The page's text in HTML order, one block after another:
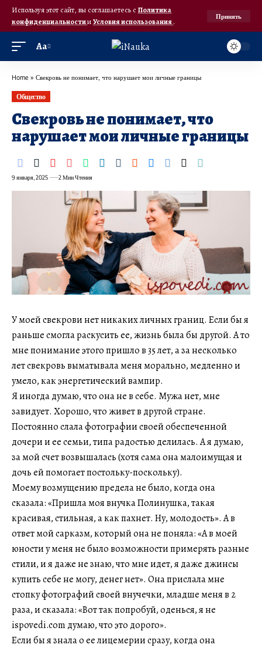
Используя этот сайт, вы соглашаетесь с Политика
конфиденциальностииУсловия использования.
Принять
Аа
Home » Свекровь не понимает, что нарушает мои личные границы
Общество
Свекровь не понимает, что
нарушает мои личные границы
9 января, 2025 2 Мин Чтения
У моей свекрови нет никаких личных границ. Если бы я
раньше смогла раскусить ее, жизнь была бы другой. А то
мне понимание этого пришло в 35 лет, а за несколько
лет свекровь выматывала меня морально, медленно и
умело, как энергетический вампир.
Я иногда думаю, что она не в себе. Мужа нет, мне
завидует. Хорошо, что живет в другой стране.
Постоянно слала фотографии своей обеспеченной
дочери и ее семьи, типа радостью делилась. А я думаю,
за мой счет возвышалась (хотя сама она малоимущая и
дочь ей помогает постольку-поскольку).
Моему возмущению предела не было, когда она
сказала: «Пришла моя внучка Полинушка, такая
красивая, стильная, а как пахнет. Ну, молодость». А в
ответ мой сарказм, который она не поняла: «А в моей
юности у меня не было возможности примерять разные
стили, и я даже не знаю, что мне идет, я даже джинсы
купить себе не могу, денег нет». Она прислала мне
стопку фотографий своей внучечки, младше меня в 2
раза, и сказала: «Вот так попробуй, оденься, я не
ispovedi.com думаю, что это дорого».
Если бы я знала о ее лицемерии сразу, когда она